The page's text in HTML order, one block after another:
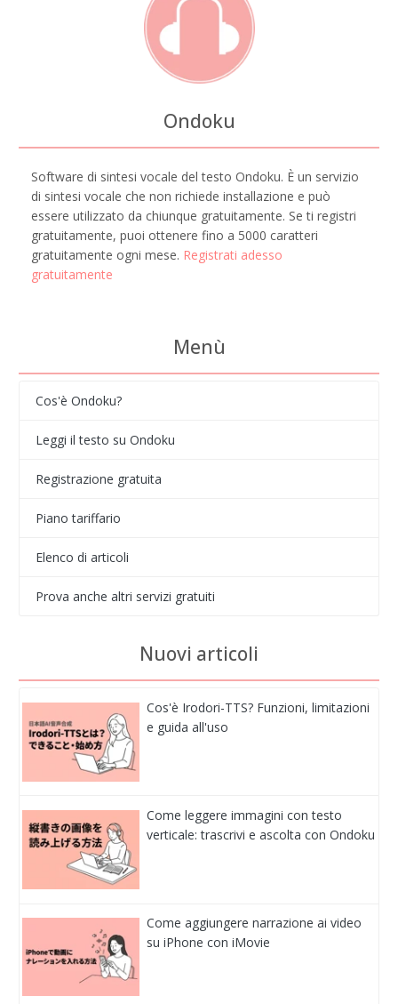
Ondoku
Software di sintesi vocale del testo Ondoku. È un servizio
di sintesi vocale che non richiede installazione e può
essere utilizzato da chiunque gratuitamente. Se ti registri
gratuitamente, puoi ottenere fino a 5000 caratteri
gratuitamente ogni mese. Registrati adesso
gratuitamente
Menù
Cos'è Ondoku?
Leggi il testo su Ondoku
Registrazione gratuita
Piano tariffario
Elenco di articoli
Prova anche altri servizi gratuiti
Nuovi articoli
Cos'è Irodori-TTS? Funzioni, limitazioni
e guida all'uso
Come leggere immagini con testo
verticale: trascrivi e ascolta con Ondoku
Come aggiungere narrazione ai video
su iPhone con iMovie